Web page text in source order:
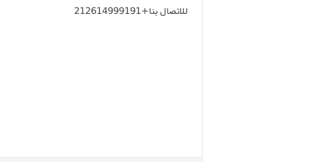
للاتصال بنا+212614999191